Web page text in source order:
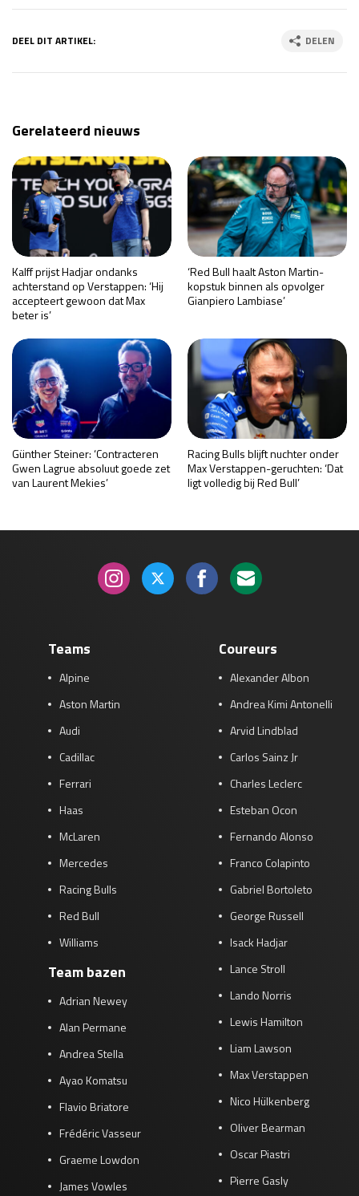
DEEL DIT ARTIKEL: DELEN
Gerelateerd nieuws
Kalff prijst Hadjar ondanks
achterstand op Verstappen: ‘Hij
accepteert gewoon dat Max
beter is’
‘Red Bull haalt Aston Martin-
kopstuk binnen als opvolger
Gianpiero Lambiase’
Günther Steiner: ‘Contracteren
Gwen Lagrue absoluut goede zet
van Laurent Mekies’
Racing Bulls blijft nuchter onder
Max Verstappen-geruchten: ‘Dat
ligt volledig bij Red Bull’
Teams
Alpine
Aston Martin
Audi
Cadillac
Ferrari
Haas
McLaren
Mercedes
Racing Bulls
Red Bull
Williams
Team bazen
Adrian Newey
Alan Permane
Andrea Stella
Ayao Komatsu
Flavio Briatore
Frédéric Vasseur
Graeme Lowdon
James Vowles
Coureurs
Alexander Albon
Andrea Kimi Antonelli
Arvid Lindblad
Carlos Sainz Jr
Charles Leclerc
Esteban Ocon
Fernando Alonso
Franco Colapinto
Gabriel Bortoleto
George Russell
Isack Hadjar
Lance Stroll
Lando Norris
Lewis Hamilton
Liam Lawson
Max Verstappen
Nico Hülkenberg
Oliver Bearman
Oscar Piastri
Pierre Gasly